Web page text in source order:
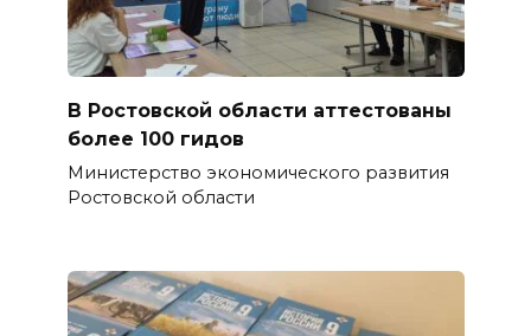
В Ростовской области аттестованы
более 100 гидов
Министерство экономического развития
Ростовской области